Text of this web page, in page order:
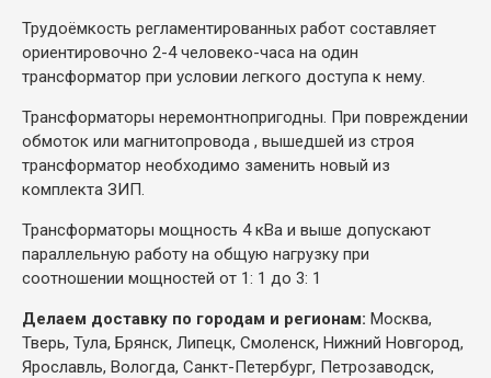
Трудоёмкость регламентированных работ составляет
ориентировочно 2-4 человеко-часа на один
трансформатор при условии легкого доступа к нему.
Трансформаторы неремонтнопригодны. При повреждении
обмоток или магнитопровода , вышедшей из строя
трансформатор необходимо заменить новый из
комплекта ЗИП.
Трансформаторы мощность 4 кВа и выше допускают
параллельную работу на общую нагрузку при
соотношении мощностей от 1: 1 до 3: 1
Делаем доставку по городам и регионам: Москва,
Тверь, Тула, Брянск, Липецк, Смоленск, Нижний Новгород,
Ярославль, Вологда, Санкт-Петербург, Петрозаводск,